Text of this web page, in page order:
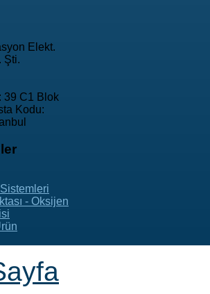
Elekt.
Şti.
39 C1 Blok
Kodu:
- Oksijen